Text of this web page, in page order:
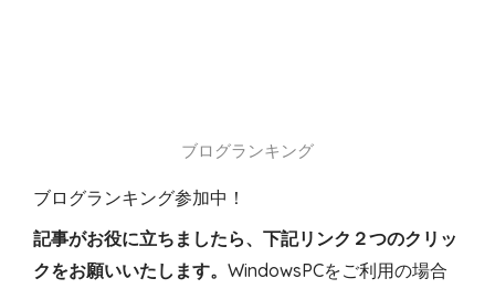
ブログランキング
ブログランキング参加中！
記事がお役に立ちましたら、下記リンク２つのクリッ
クをお願いいたします。 WindowsPCをご利用の場合